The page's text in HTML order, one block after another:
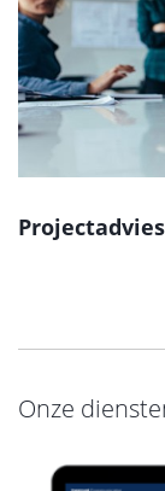
Projectadvies
Onze